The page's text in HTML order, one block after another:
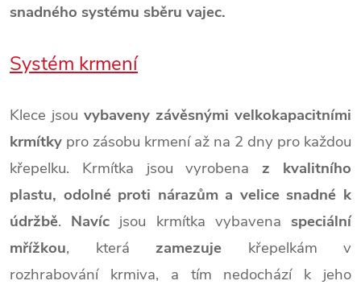
snadného systému sběru vajec.
Systém krmení
Klece jsou vybaveny závěsnými velkokapacitními
krmítky pro zásobu krmení až na 2 dny pro každou
křepelku. Krmítka jsou vyrobena z kvalitního
plastu, odolné proti nárazům a velice snadné k
údržbě. Navíc jsou krmítka vybavenaspeciální
mřížkou, která zamezuje křepelkám v
rozhrabování krmiva, a tím nedochází k jeho